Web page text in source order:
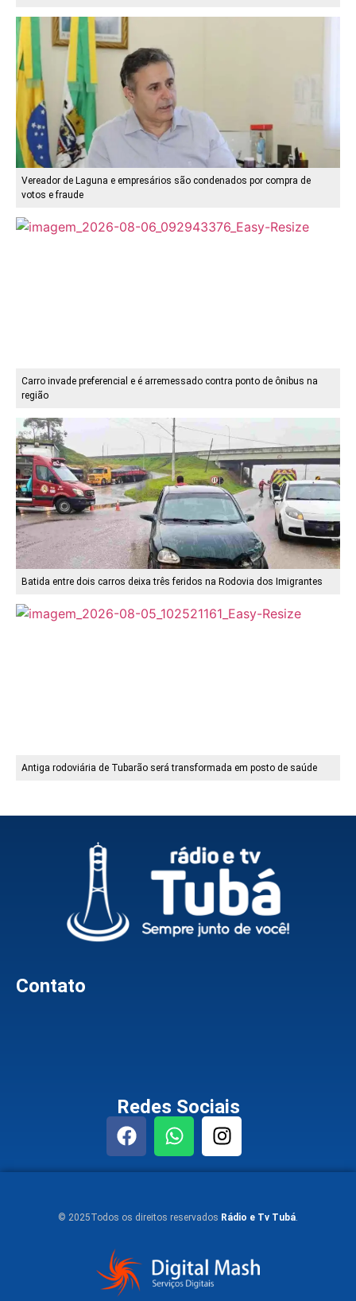
Vereador de Laguna e empresários são condenados por compra de
votos e fraude
Carro invade preferencial e é arremessado contra ponto de ônibus na
região
Batida entre dois carros deixa três feridos na Rodovia dos Imigrantes
Antiga rodoviária de Tubarão será transformada em posto de saúde
Contato
Redes Sociais
© 2025Todos os direitos reservados Rádio e Tv Tubá.